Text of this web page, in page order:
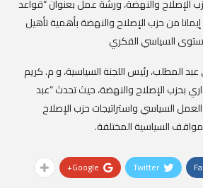
الإصلاح والنهضة، ورشة عمل بعنوان “قواعد
من حزب الإصلاح والنهضة بأهمية تأهيل
المطلب، رئيس اللجنة السياسية، و م. كريم
بحزب الإصلاح والنهضة، حيث تحدث “عبد
السياسي واستراتيجات حزب الإصلاح
السياسية المختلفة.
Twitter
Google+